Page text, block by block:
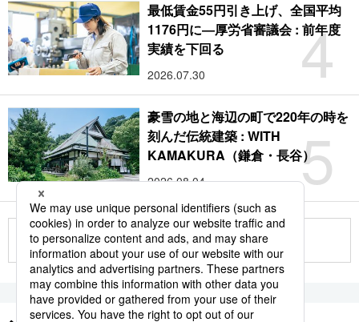
4
最低賃金55円引き上げ、全国平均
1176円に―厚労省審議会 : 前年度
実績を下回る
2026.07.30
5
豪雪の地と海辺の町で220年の時を
刻んだ伝統建築 : WITH
KAMAKURA（鎌倉・長谷）
2026.08.04
もっと見る